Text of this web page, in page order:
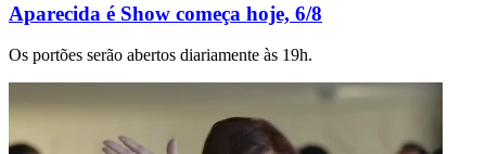
Aparecida é Show começa hoje, 6/8
Os portões serão abertos diariamente às 19h.